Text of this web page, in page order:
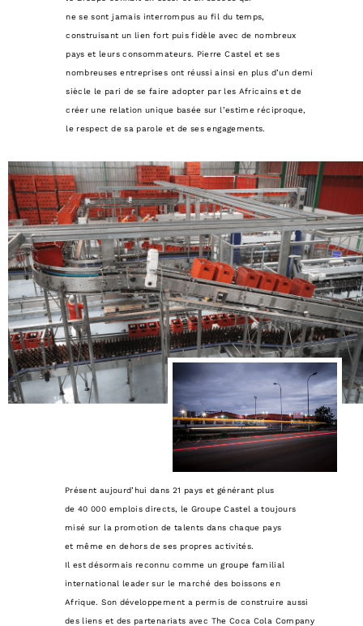
ne se sont jamais interrompus au fil du temps,
construisant un lien fort puis fidèle avec de nombreux
pays et leurs consommateurs. Pierre Castel et ses
nombreuses entreprises ont réussi ainsi en plus d’un demi
siècle le pari de se faire adopter par les Africains et de
créer une relation unique basée sur l’estime réciproque,
le respect de sa parole et de ses engagements.
Présent aujourd’hui dans 21 pays et générant plus
de 40 000 emplois directs, le Groupe Castel a toujours
misé sur la promotion de talents dans chaque pays
et même en dehors de ses propres activités.
Il est désormais reconnu comme un groupe familial
international leader sur le marché des boissons en
Afrique. Son développement a permis de construire aussi
des liens et des partenariats avec The Coca Cola Company